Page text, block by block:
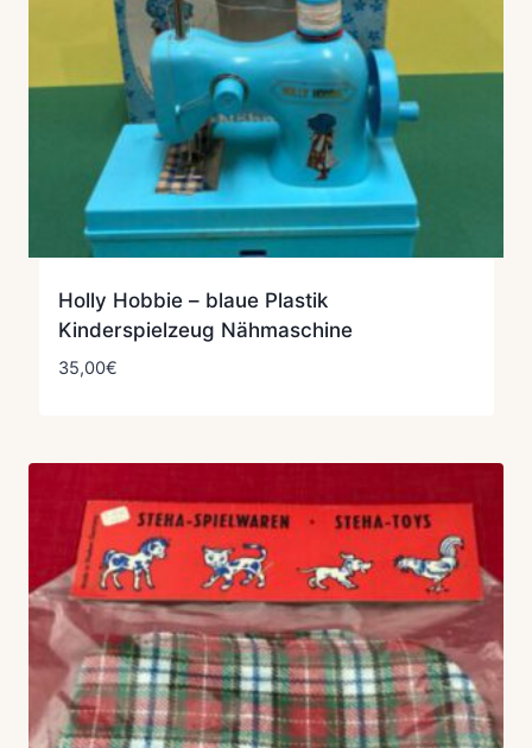
Holly Hobbie – blaue Plastik
Kinderspielzeug Nähmaschine
35,00€